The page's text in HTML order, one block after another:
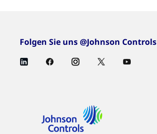
Folgen Sie uns @Johnson Controls